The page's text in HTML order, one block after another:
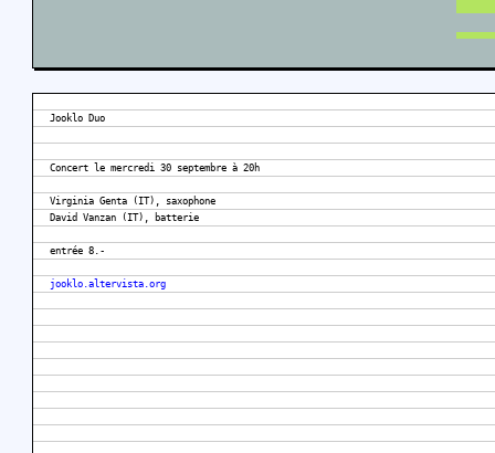
Jooklo Duo
Concert le mercredi 30 septembre à 20h
Virginia Genta (IT), saxophone
David Vanzan (IT), batterie
entrée 8.-
jooklo.altervista.org